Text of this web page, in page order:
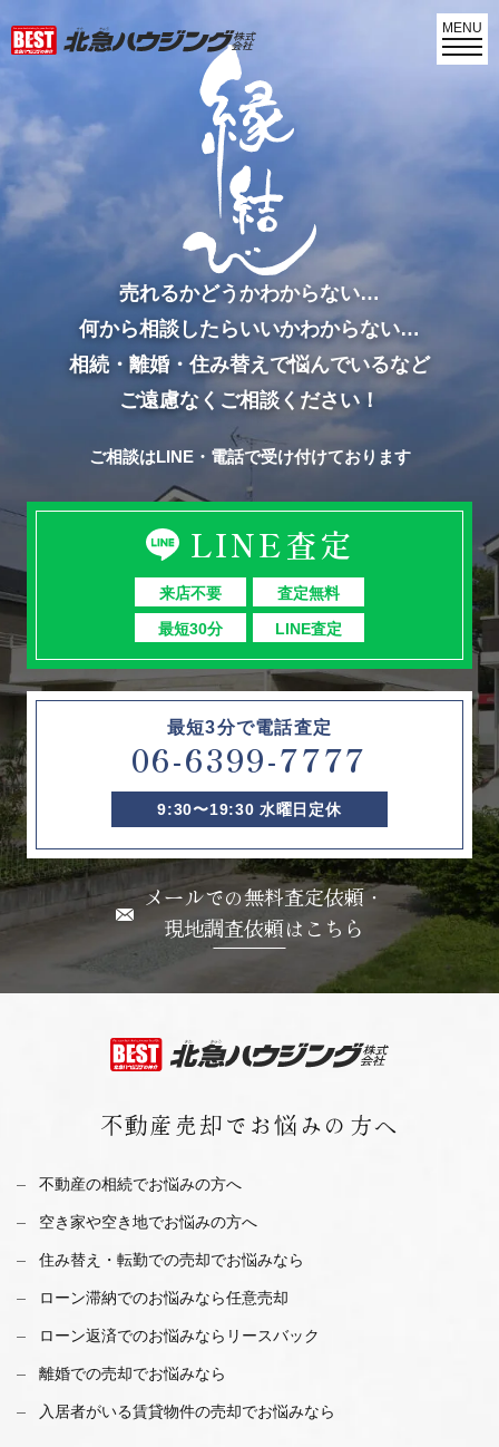
MENU
売れるかどうかわからない…
何から相談したらいいかわからない…
相続・離婚・住み替えで悩んでいるなど
ご遠慮なくご相談ください！
ご相談はLINE・電話で受け付けております
LINE査定
来店不要
査定無料
最短30分
LINE査定
最短3分で電話査定
06-6399-7777
9:30〜19:30 水曜日定休
メールでの無料査定依頼・
現地調査依頼はこちら
不動産売却で お悩みの方へ
不動産の相続でお悩みの方へ
空き家や空き地でお悩みの方へ
住み替え・転勤での売却でお悩みなら
ローン滞納でのお悩みなら任意売却
ローン返済でのお悩みならリースバック
離婚での売却でお悩みなら
入居者がいる賃貸物件の売却でお悩みなら